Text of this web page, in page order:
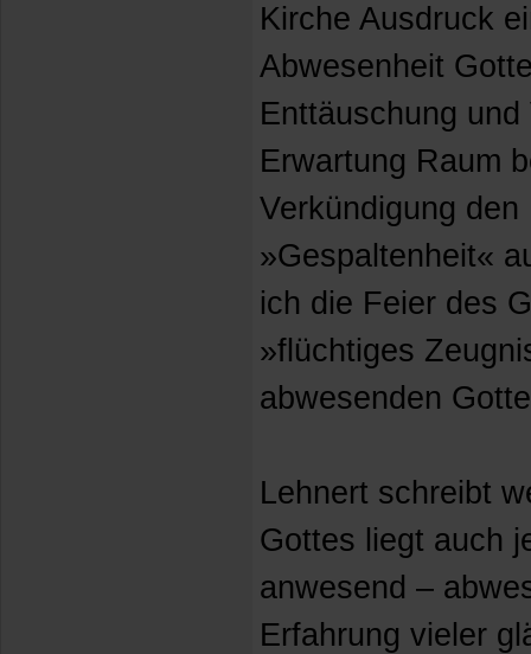
Kirche Ausdruck
Abwesenheit
Enttäuschung
Erwartung Raum
Verkündigung
»Gespaltenheit«
ich die Feier des
»flüchtiges
abwesenden
Lehnert schreibt
Gottes liegt auch
anwesend –
Erfahrung vieler